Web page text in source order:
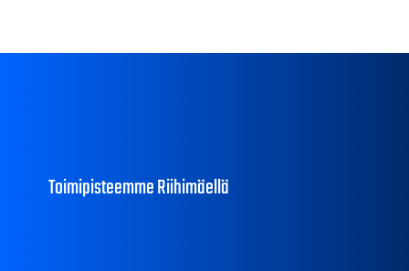
Toimipisteemme Riihimäellä